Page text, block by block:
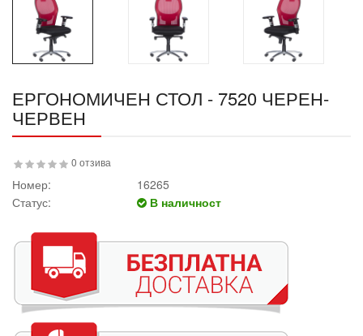
ЕРГОНОМИЧЕН СТОЛ - 7520 ЧЕРЕН-
ЧЕРВЕН
0 отзива
Номер:
16265
Статус:
В наличност